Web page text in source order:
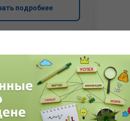
подробнее